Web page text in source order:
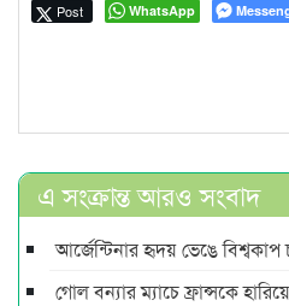
Post WhatsApp
এ সংক্রান্ত আরও সংবাদ
আর্জেন্টিনার হৃদয় ভেঙে বিশ্বকাপ
গোল বন্যার ম্যাচে ফ্রান্সকে